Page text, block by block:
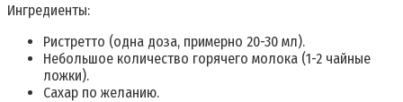
Ингредиенты:
Ристретто (одна доза, примерно 20-30 мл).
Небольшое количество горячего молока (1-2 чайные
ложки).
Сахар по желанию.